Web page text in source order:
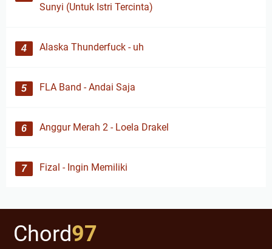
Sunyi (Untuk Istri Tercinta)
Alaska Thunderfuck - uh
FLA Band - Andai Saja
Anggur Merah 2 - Loela Drakel
Fizal - Ingin Memiliki
Chord97